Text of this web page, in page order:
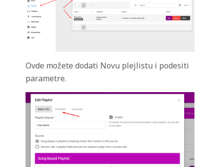
Ovde možete dodati Novu plejlistu i podesiti
parametre.